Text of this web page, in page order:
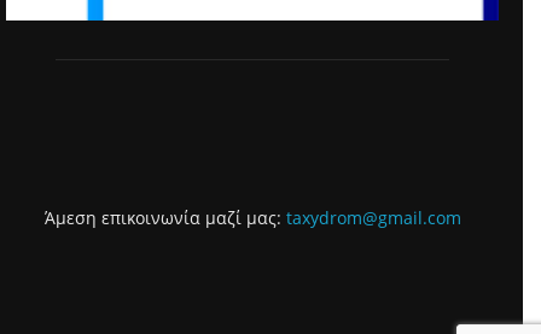
Άμεση επικοινωνία μαζί μας: taxydrom@gmail.com